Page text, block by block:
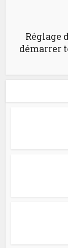
Réglage
démarrer